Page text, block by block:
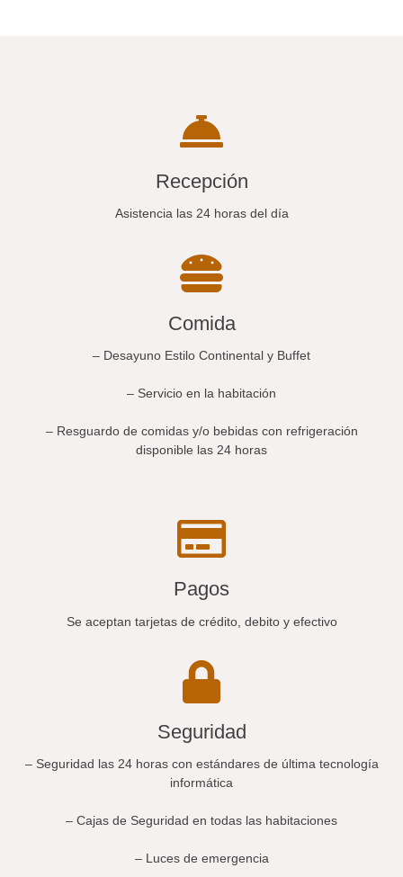
Recepción
Asistencia las 24 horas del día
Comida
– Desayuno Estilo Continental y Buffet
– Servicio en la habitación
– Resguardo de comidas y/o bebidas con refrigeración
disponible las 24 horas
Pagos
Se aceptan tarjetas de crédito, debito y efectivo
Seguridad
– Seguridad las 24 horas con estándares de última tecnología
informática
– Cajas de Seguridad en todas las habitaciones
– Luces de emergencia